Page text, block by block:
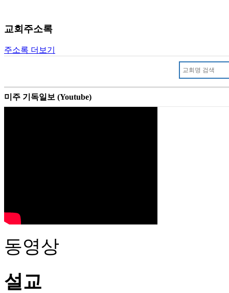
교회주소록
주소록 더보기
미주 기독일보 (Youtube)
동영상
설교